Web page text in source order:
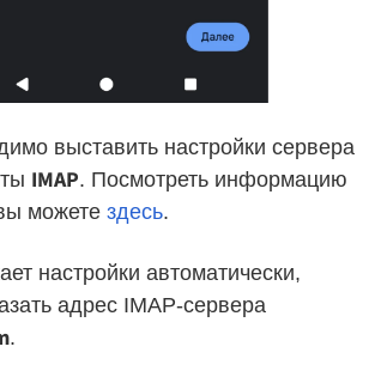
выставить настройки сервера
IMAP. Посмотреть информацию
можете здесь.
настройки автоматически,
адрес IMAP-сервера
.